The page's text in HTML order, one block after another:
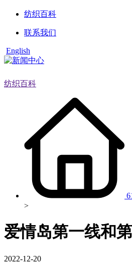
纺织百科
联系我们
English
纺织百科
>
爱情岛第一线和
2022-12-20